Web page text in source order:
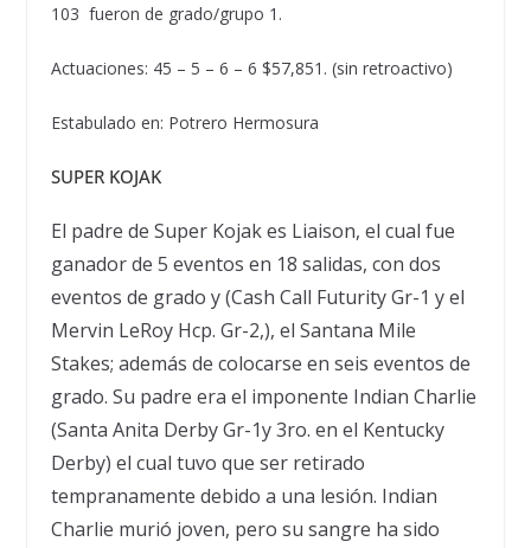
103 fueron de grado/grupo 1.
Actuaciones: 45 – 5 – 6 – 6 $57,851. (sin retroactivo)
Estabulado en: Potrero Hermosura
SUPER KOJAK
El padre de Super Kojak es Liaison, el cual fue
ganador de 5 eventos en 18 salidas, con dos
eventos de grado y (Cash Call Futurity Gr-1 y el
Mervin LeRoy Hcp. Gr-2,), el Santana Mile
Stakes; además de colocarse en seis eventos de
grado. Su padre era el imponente Indian Charlie
(Santa Anita Derby Gr-1y 3ro. en el Kentucky
Derby) el cual tuvo que ser retirado
tempranamente debido a una lesión. Indian
Charlie murió joven, pero su sangre ha sido